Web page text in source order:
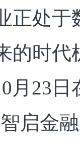
正处
的时代
月23日
启金